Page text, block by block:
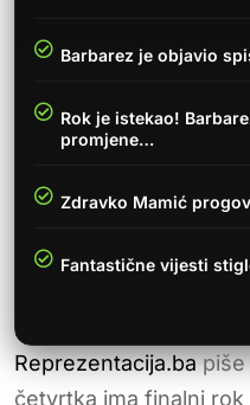
Barbarez je objavio
Rok je istekao!
promjene…
Zdravko Mamić
Fantastične vijesti
Reprezentacija.bapiše
četvrtka ima finalni